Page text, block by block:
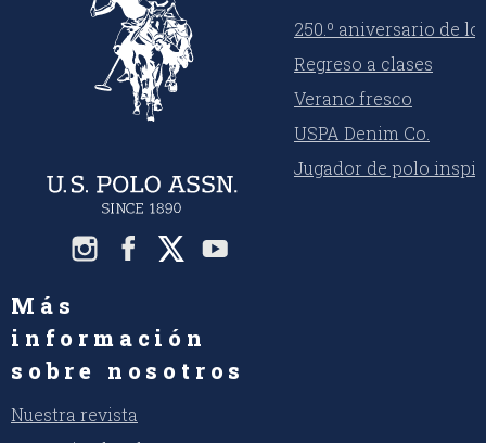
250.º aniversario de
Regreso a clases
Verano fresco
USPA Denim Co.
Jugador de polo
Más
información
sobre nosotros
Nuestra revista